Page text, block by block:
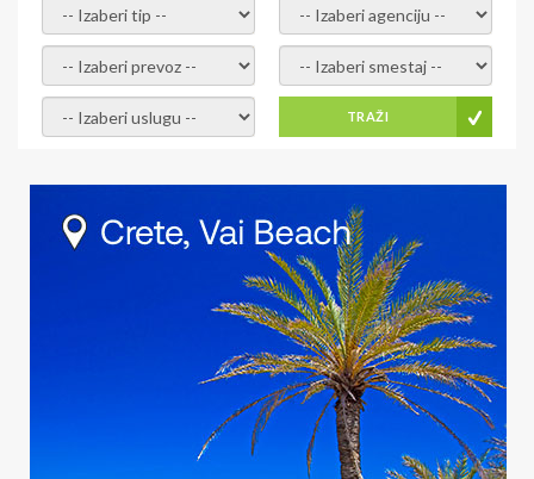
- izaberi tip - - izaberi agenciju -
- izaberi prevoz - - Izaberite smestaj -
- Izaberite uslugu - TRAŽI